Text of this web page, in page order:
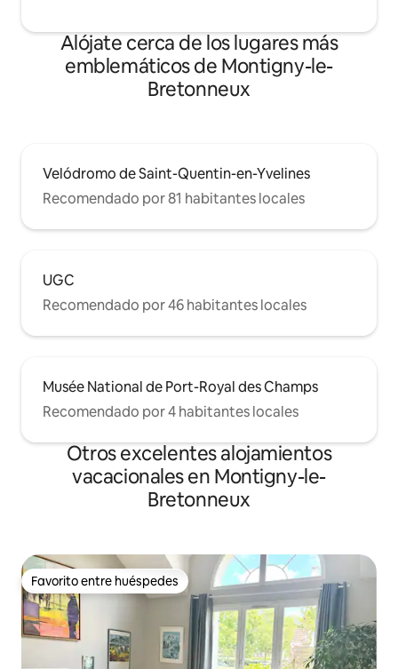
Alójate cerca de los lugares más
emblemáticos de Montigny-le-
Bretonneux
Velódromo de Saint-Quentin-en-Yvelines
Recomendado por 81 habitantes locales
UGC
Recomendado por 46 habitantes locales
Musée National de Port-Royal des Champs
Recomendado por 4 habitantes locales
Otros excelentes alojamientos
vacacionales en Montigny-le-
Bretonneux
Favorito entre huéspedes
Favorito entre huéspedes